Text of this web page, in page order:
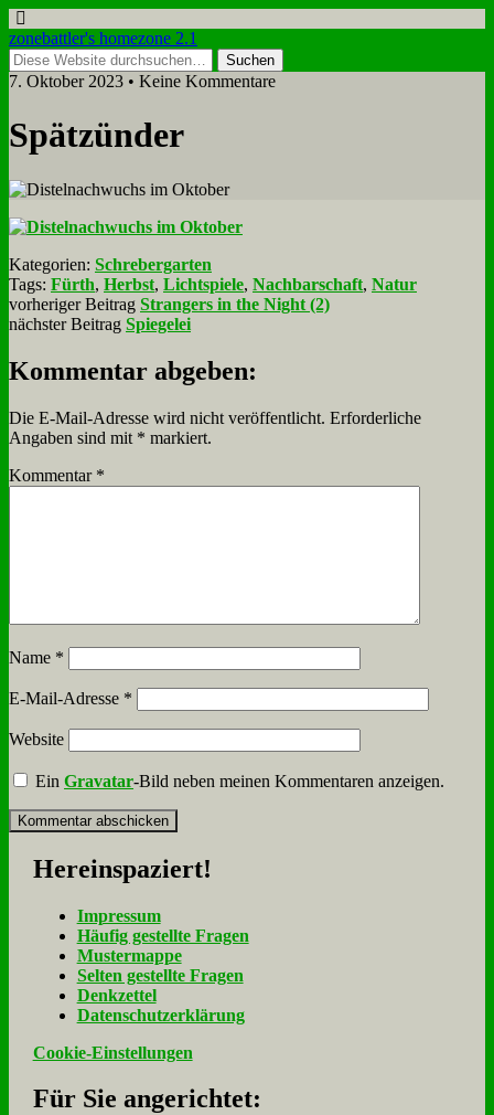
zonebattler's homezone 2.1
7. Oktober 2023 • Keine Kommentare
Spät­zün­der
Kategorien: Schrebergarten
Tags: Fürth, Herbst, Lichtspiele, Nachbarschaft, Natur
vorheriger Beitrag Strangers in the Night (2)
nächster Beitrag Spiegelei
Kommentar abgeben:
Die E-Mail-Adresse wird nicht veröffentlicht. Erforderliche
Angaben sind mit * markiert.
Kommentar *
Name *
E-Mail-Adresse *
Website
EinGravatar-Bild neben meinen Kommentaren anzeigen.
Her­ein­spa­ziert!
Im­pres­sum
Häu­fig ge­stell­te Fra­gen
Mu­ster­map­pe
Sel­ten ge­stell­te Fra­gen
Denk­zet­tel
Da­ten­schutz­er­klä­rung
Cookie-Einstellungen
Für Sie an­ge­rich­tet: